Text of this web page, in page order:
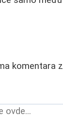
komentara